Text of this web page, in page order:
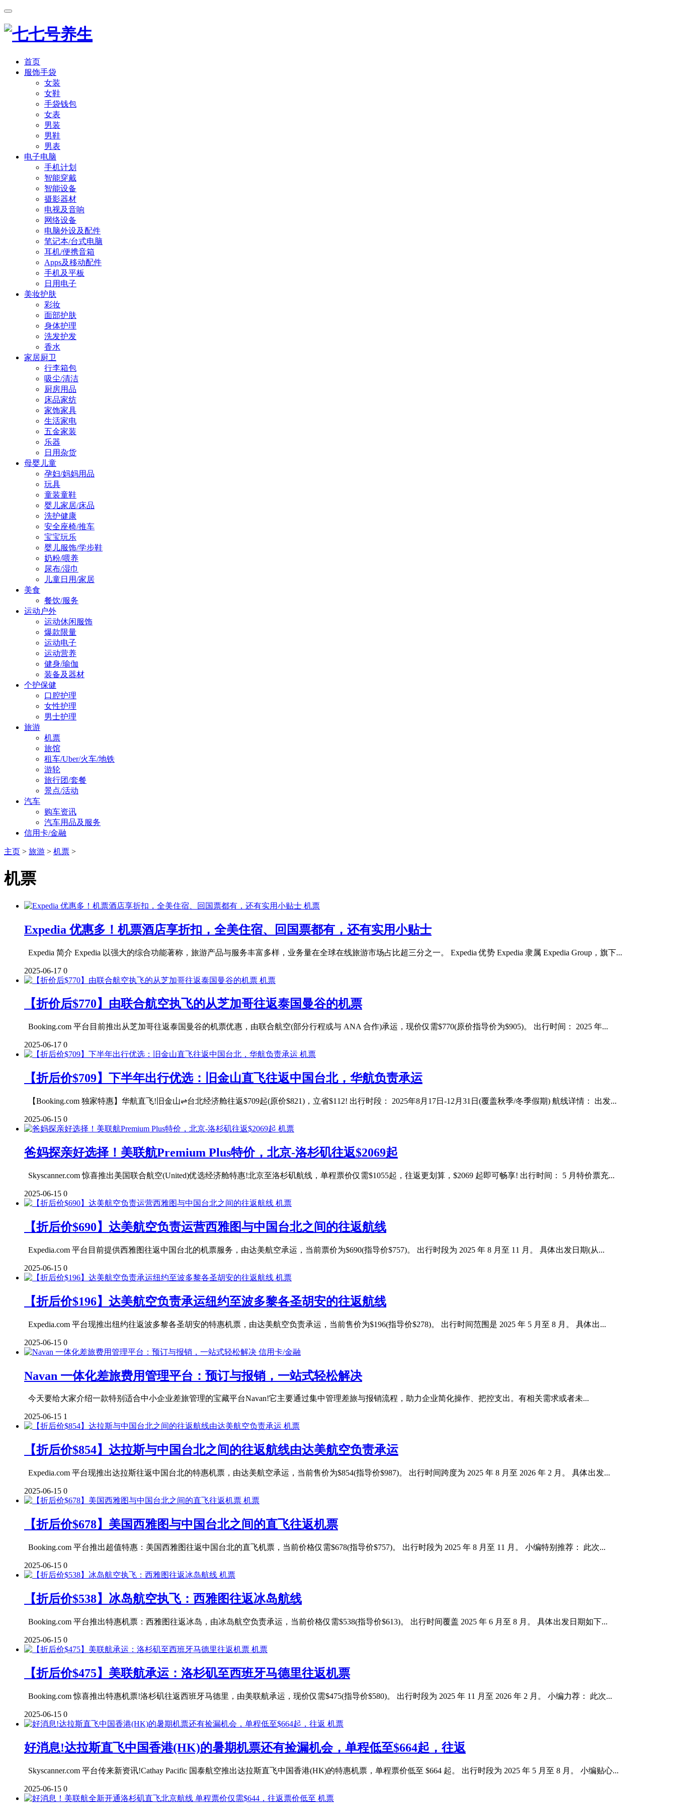
首页
服饰手袋
女装
女鞋
手袋钱包
女表
男装
男鞋
男表
电子电脑
手机计划
智能穿戴
智能设备
摄影器材
电视及音响
网络设备
电脑外设及配件
笔记本/台式电脑
耳机/便携音箱
Apps及移动配件
手机及平板
日用电子
美妆护肤
彩妆
面部护肤
身体护理
洗发护发
香水
家居厨卫
行李箱包
吸尘/清洁
厨房用品
床品家纺
家饰家具
生活家电
五金家装
乐器
日用杂货
母婴儿童
孕妇/妈妈用品
玩具
童装童鞋
婴儿家居/床品
洗护健康
安全座椅/推车
宝宝玩乐
婴儿服饰/学步鞋
奶粉/喂养
尿布/湿巾
儿童日用/家居
美食
餐饮/服务
运动户外
运动休闲服饰
爆款限量
运动电子
运动营养
健身/瑜伽
装备及器材
个护保健
口腔护理
女性护理
男士护理
旅游
机票
旅馆
租车/Uber/火车/地铁
游轮
旅行团/套餐
景点/活动
汽车
购车资讯
汽车用品及服务
信用卡/金融
主页 > 旅游 > 机票 >
机票
机票
Expedia 优惠多！机票酒店享折扣，全美住宿、回国票都有，还有实用小贴士
Expedia 简介 Expedia 以强大的综合功能著称，旅游产品与服务丰富多样，业务量在全球在线旅游市场占比超三分之一。 Expedia 优势 Expedia 隶属 Expedia Group，旗下...
2025-06-17 0
机票
【折价后$770】由联合航空执飞的从芝加哥往返泰国曼谷的机票
Booking.com 平台目前推出从芝加哥往返泰国曼谷的机票优惠，由联合航空(部分行程或与 ANA 合作)承运，现价仅需$770(原价指导价为$905)。 出行时间： 2025 年...
2025-06-17 0
机票
【折后价$709】下半年出行优选：旧金山直飞往返中国台北，华航负责承运
【Booking.com 独家特惠】华航直飞!旧金山⇌台北经济舱往返$709起(原价$821)，立省$112! 出行时段： 2025年8月17日-12月31日(覆盖秋季/冬季假期) 航线详情： 出发...
2025-06-15 0
机票
爸妈探亲好选择！美联航Premium Plus特价，北京-洛杉矶往返$2069起
Skyscanner.com 惊喜推出美国联合航空(United)优选经济舱特惠!北京至洛杉矶航线，单程票价仅需$1055起，往返更划算，$2069 起即可畅享! 出行时间： 5 月特价票充...
2025-06-15 0
机票
【折后价$690】达美航空负责运营西雅图与中国台北之间的往返航线
Expedia.com 平台目前提供西雅图往返中国台北的机票服务，由达美航空承运，当前票价为$690(指导价$757)。 出行时段为 2025 年 8 月至 11 月。 具体出发日期(从...
2025-06-15 0
机票
【折后价$196】达美航空负责承运纽约至波多黎各圣胡安的往返航线
Expedia.com 平台现推出纽约往返波多黎各圣胡安的特惠机票，由达美航空负责承运，当前售价为$196(指导价$278)。 出行时间范围是 2025 年 5 月至 8 月。 具体出...
2025-06-15 0
信用卡/金融
Navan 一体化差旅费用管理平台：预订与报销，一站式轻松解决
今天要给大家介绍一款特别适合中小企业差旅管理的宝藏平台Navan!它主要通过集中管理差旅与报销流程，助力企业简化操作、把控支出。有相关需求或者未...
2025-06-15 1
机票
【折后价$854】达拉斯与中国台北之间的往返航线由达美航空负责承运
Expedia.com 平台现推出达拉斯往返中国台北的特惠机票，由达美航空承运，当前售价为$854(指导价$987)。 出行时间跨度为 2025 年 8 月至 2026 年 2 月。 具体出发...
2025-06-15 0
机票
【折后价$678】美国西雅图与中国台北之间的直飞往返机票
Booking.com 平台推出超值特惠：美国西雅图往返中国台北的直飞机票，当前价格仅需$678(指导价$757)。 出行时段为 2025 年 8 月至 11 月。 小编特别推荐： 此次...
2025-06-15 0
机票
【折后价$538】冰岛航空执飞：西雅图往返冰岛航线
Booking.com 平台推出特惠机票：西雅图往返冰岛，由冰岛航空负责承运，当前价格仅需$538(指导价$613)。 出行时间覆盖 2025 年 6 月至 8 月。 具体出发日期如下...
2025-06-15 0
机票
【折后价$475】美联航承运：洛杉矶至西班牙马德里往返机票
Booking.com 惊喜推出特惠机票!洛杉矶往返西班牙马德里，由美联航承运，现价仅需$475(指导价$580)。 出行时段为 2025 年 11 月至 2026 年 2 月。 小编力荐： 此次...
2025-06-15 0
机票
好消息!达拉斯直飞中国香港(HK)的暑期机票还有捡漏机会，单程低至$664起，往返
Skyscanner.com 平台传来新资讯!Cathay Pacific 国泰航空推出达拉斯直飞中国香港(HK)的特惠机票，单程票价低至 $664 起。 出行时段为 2025 年 5 月至 8 月。 小编贴心...
2025-06-15 0
机票